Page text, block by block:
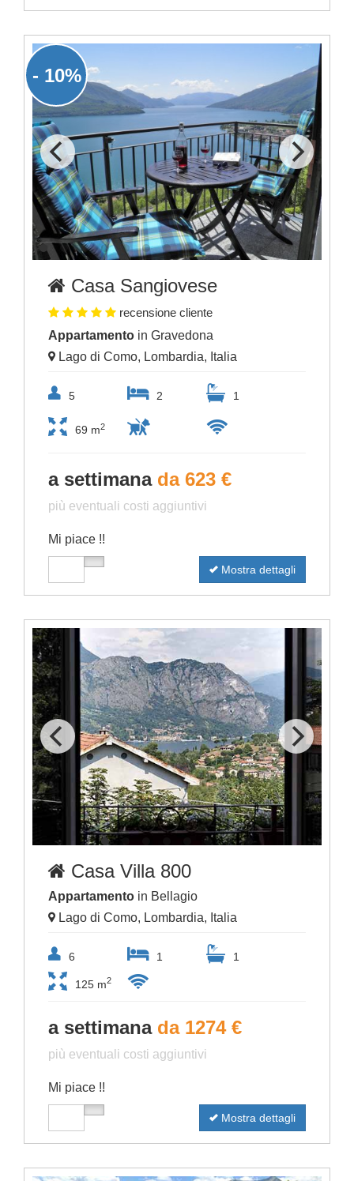
- 10%
Casa Sangiovese
recensione cliente
Appartamento in Gravedona
Lago di Como, Lombardia, Italia
5 2 1
69 m2
a settimana da 623 €
più eventuali costi aggiuntivi
Mi piace !!
Mostra dettagli
Casa Villa 800
Appartamento in Bellagio
Lago di Como, Lombardia, Italia
6 1 1
125 m2
a settimana da 1274 €
più eventuali costi aggiuntivi
Mi piace !!
Mostra dettagli